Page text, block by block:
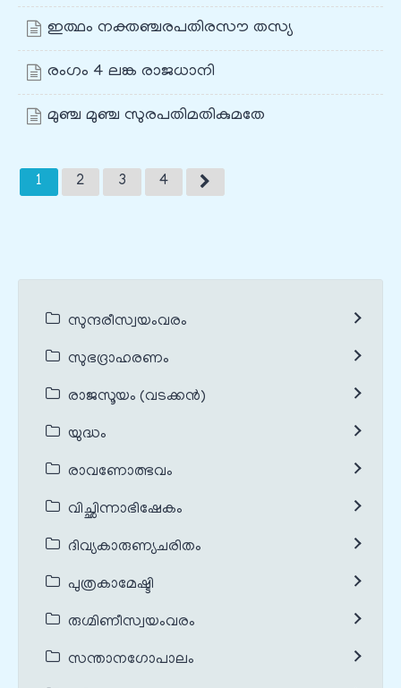
ഇത്ഥം നക്തഞ്ചരപതിരസൗ തസ്യ
രംഗം 4 ലങ്ക രാജധാനി
മുഞ്ച മുഞ്ച സുരപതിമതികുമതേ
1 2 3 4
സുന്ദരീസ്വയംവരം
സുഭദ്രാഹരണം
രാജസൂയം (വടക്കൻ)
യുദ്ധം
രാവണോത്ഭവം
വിച്ഛിന്നാഭിഷേകം
ദിവ്യകാരുണ്യചരിതം
പുത്രകാമേഷ്ടി
രുഗ്മിണീസ്വയംവരം
സന്താനഗോപാലം